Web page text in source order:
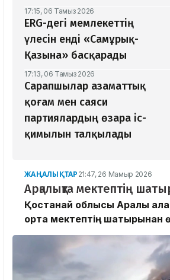
17:15, 06 Тамыз 2026
ERG-дегі мемлекеттің
үлесін енді «Самұрық-
Қазына» басқарады
17:13, 06 Тамыз 2026
Сарапшылар азаматтық
қоғам мен саяси
партиялардың өзара іс-
қимылын талқылады
ЖАҢАЛЫҚТАР 21:47, 26 Мамыр 2026
Арқалықта мектептің
Қостанай облысы Арқалық
орта мектептің шатырынан